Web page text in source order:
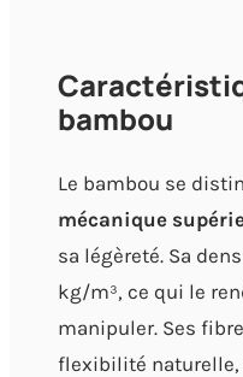
bambou
Le bambou se
mécanique
sa légèreté. Sa
kg/m³, ce qui le
manipuler. Ses
flexibilité naturelle,